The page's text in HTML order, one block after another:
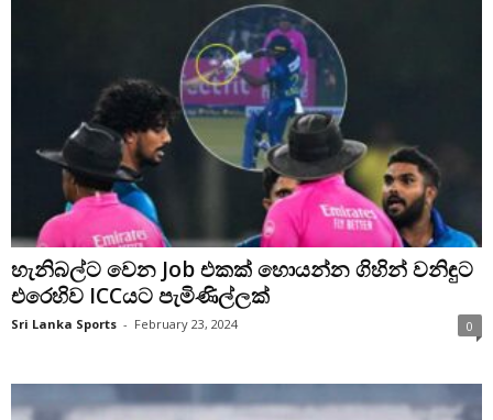
හැනිබල්ට වෙන Job එකක් හොයන්න ගිහින් වනිඳුට
එරෙහිව ICCයට පැමිණිල්ලක්
Sri Lanka Sports - February 23, 2024 0